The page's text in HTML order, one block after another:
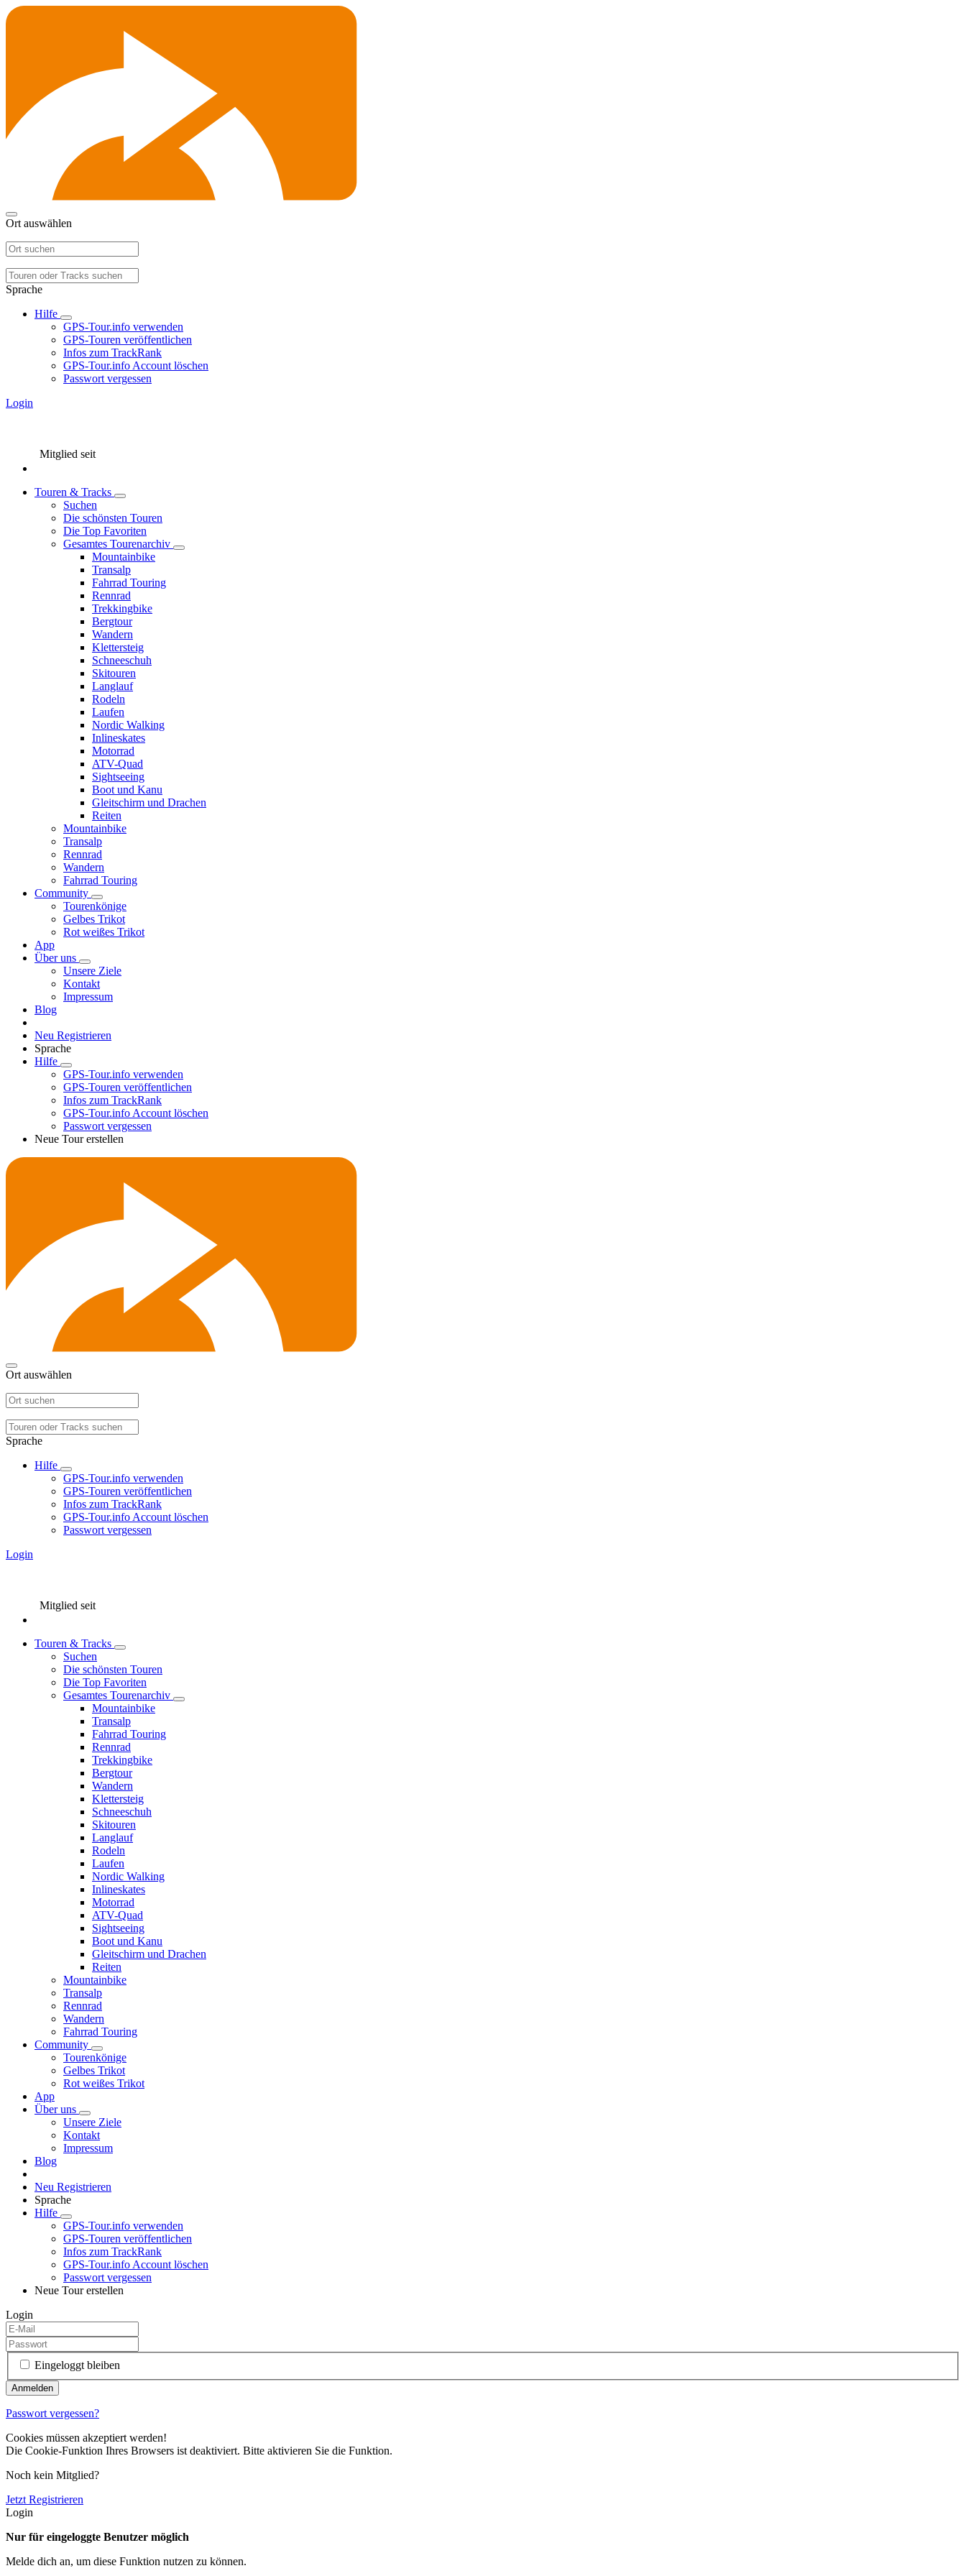
Ort auswählen
Sprache
Hilfe
GPS-Tour.info verwenden
GPS-Touren veröffentlichen
Infos zum TrackRank
GPS-Tour.info Account löschen
Passwort vergessen
Login
Mitglied seit
Touren & Tracks
Suchen
Die schönsten Touren
Die Top Favoriten
Gesamtes Tourenarchiv
Mountainbike
Transalp
Fahrrad Touring
Rennrad
Trekkingbike
Bergtour
Wandern
Klettersteig
Schneeschuh
Skitouren
Langlauf
Rodeln
Laufen
Nordic Walking
Inlineskates
Motorrad
ATV-Quad
Sightseeing
Boot und Kanu
Gleitschirm und Drachen
Reiten
Mountainbike
Transalp
Rennrad
Wandern
Fahrrad Touring
Community
Tourenkönige
Gelbes Trikot
Rot weißes Trikot
App
Über uns
Unsere Ziele
Kontakt
Impressum
Blog
Neu Registrieren
Sprache
Hilfe
GPS-Tour.info verwenden
GPS-Touren veröffentlichen
Infos zum TrackRank
GPS-Tour.info Account löschen
Passwort vergessen
Neue Tour erstellen
Ort auswählen
Sprache
Hilfe
GPS-Tour.info verwenden
GPS-Touren veröffentlichen
Infos zum TrackRank
GPS-Tour.info Account löschen
Passwort vergessen
Login
Mitglied seit
Touren & Tracks
Suchen
Die schönsten Touren
Die Top Favoriten
Gesamtes Tourenarchiv
Mountainbike
Transalp
Fahrrad Touring
Rennrad
Trekkingbike
Bergtour
Wandern
Klettersteig
Schneeschuh
Skitouren
Langlauf
Rodeln
Laufen
Nordic Walking
Inlineskates
Motorrad
ATV-Quad
Sightseeing
Boot und Kanu
Gleitschirm und Drachen
Reiten
Mountainbike
Transalp
Rennrad
Wandern
Fahrrad Touring
Community
Tourenkönige
Gelbes Trikot
Rot weißes Trikot
App
Über uns
Unsere Ziele
Kontakt
Impressum
Blog
Neu Registrieren
Sprache
Hilfe
GPS-Tour.info verwenden
GPS-Touren veröffentlichen
Infos zum TrackRank
GPS-Tour.info Account löschen
Passwort vergessen
Neue Tour erstellen
Login
Eingeloggt bleiben
Passwort vergessen?
Cookies müssen akzeptiert werden!
Die Cookie-Funktion Ihres Browsers ist deaktiviert. Bitte aktivieren Sie die Funktion.
Noch kein Mitglied?
Jetzt Registrieren
Login
Nur für eingeloggte Benutzer möglich
Melde dich an, um diese Funktion nutzen zu können.